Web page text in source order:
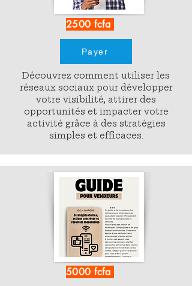
2500 fcfa
Payer
Découvrez comment utiliser les
réseaux sociaux pour développer
votre visibilité, attirer des
opportunités et impacter votre
activité grâce à des stratégies
simples et efficaces.
5000 fcfa